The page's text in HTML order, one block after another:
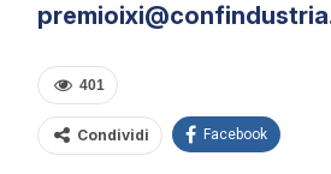
401
Condividi Facebook